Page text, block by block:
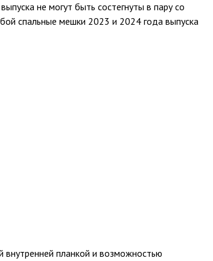
не могут быть состегнуты в пару со
спальные мешки 2023 и 2024 года выпуска
планкой и возможностью